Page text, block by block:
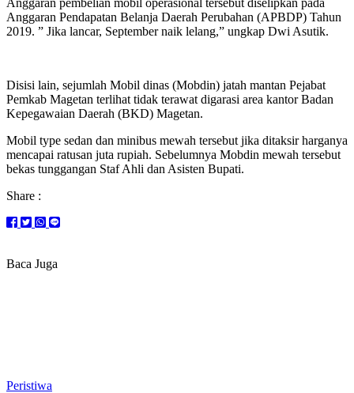
Anggaran Pendapatan Belanja Daerah Perubahan (APBDP) Tahun
2019. ” Jika lancar, September naik lelang,” ungkap Dwi Asutik.
Disisi lain, sejumlah Mobil dinas (Mobdin) jatah mantan Pejabat
Pemkab Magetan terlihat tidak terawat digarasi area kantor Badan
Kepegawaian Daerah (BKD) Magetan.
Mobil type sedan dan minibus mewah tersebut jika ditaksir harganya
mencapai ratusan juta rupiah. Sebelumnya Mobdin mewah tersebut
bekas tunggangan Staf Ahli dan Asisten Bupati.
Share :
Baca Juga
Peristiwa